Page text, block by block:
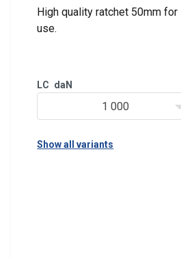
High quality ratchet 50mm
use.
LC daN
1 000
Show all variants